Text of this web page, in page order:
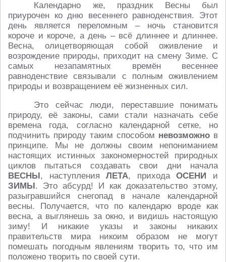
Календарно же, праздник Весны был
приурочен ко дню весеннего равноденствия. Этот
день является переломным – ночь становится
короче и короче, а день – всё длиннее и длиннее.
Весна, олицетворяющая собой оживление и
возрождение природы, приходит на смену Зиме. С
самых незапамятных времён весеннее
равноденствие связывали с полным оживлением
природы и возвращением её жизненных сил.
Это сейчас люди, переставшие понимать
природу, её законы, сами стали назначать себе
времена года, согласно календарной сетке, но
подчинить природу таким способом невозможно в
принципе. Мы не должны своим непониманием
настоящих истинных закономерностей природных
циклов пытаться создавать свои дни начала
ВЕСНЫ, наступленияЛЕТА, приходаОСЕНИ и
ЗИМЫ. Это абсурд! И как доказательство этому,
разыгравшийся снегопад в начале календарной
весны. Получается, что по календарю вроде как
весна, а выглянешь за окно, и видишь настоящую
зиму! И никакие указы и законы никаких
правительств мира никоим образом не могут
помешать погодным явлениям творить то, что им
положено творить по своей сути.